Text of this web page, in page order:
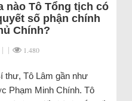
nào Tô Tổng tịch có
số phận chính
Chính?
| | 1.480
thư, Tô Lâm gần như
Phạm Minh Chính. Tô